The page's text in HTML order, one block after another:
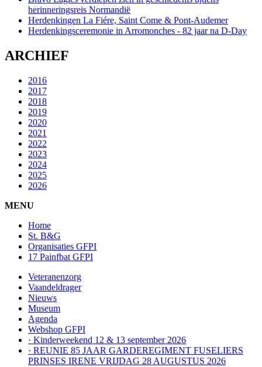
herinneringsreis Normandië
Herdenkingen La Fiére, Saint Come & Pont-Audemer
Herdenkingsceremonie in Arromonches - 82 jaar na D-Day
ARCHIEF
2016
2017
2018
2019
2020
2021
2022
2023
2024
2025
2026
MENU
Home
St. B&G
Organisaties GFPI
17 Painfbat GFPI
Veteranenzorg
Vaandeldrager
Nieuws
Museum
Agenda
Webshop GFPI
· Kinderweekend 12 & 13 september 2026
· REUNIE 85 JAAR GARDEREGIMENT FUSELIERS
PRINSES IRENE VRIJDAG 28 AUGUSTUS 2026